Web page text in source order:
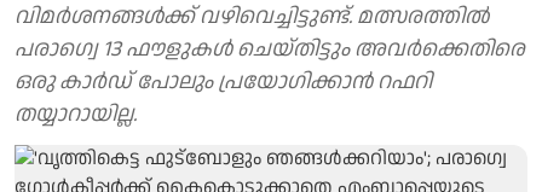
വിമര്‍ശനങ്ങള്‍ക്ക് വഴിവെച്ചിട്ടുണ്ട്. മത്സരത്തില്‍
പരാഗ്വെ 13 ഫൗളുകള്‍ ചെയ്തിട്ടും അവര്‍ക്കെതിരെ
ഒരു കാര്‍ഡ് പോലും പ്രയോഗിക്കാന്‍ റഫറി
തയ്യാറായില്ല.